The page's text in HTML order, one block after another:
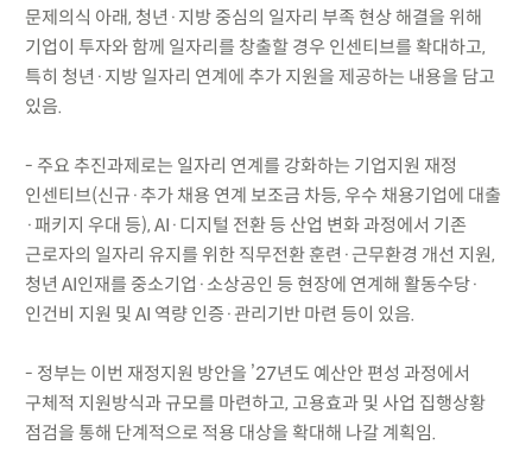
문제의식 아래, 청년·지방 중심의 일자리 부족 현상 해결을 위해
기업이 투자와 함께 일자리를 창출할 경우 인센티브를 확대하고,
특히 청년·지방 일자리 연계에 추가 지원을 제공하는 내용을 담고
있음.
- 주요 추진과제로는 일자리 연계를 강화하는 기업지원 재정
인센티브(신규·추가 채용 연계 보조금 차등, 우수 채용기업에 대출
·패키지 우대 등), AI·디지털 전환 등 산업 변화 과정에서 기존
근로자의 일자리 유지를 위한 직무전환 훈련·근무환경 개선 지원,
청년 AI인재를 중소기업·소상공인 등 현장에 연계해 활동수당·
인건비 지원 및 AI 역량 인증·관리기반 마련 등이 있음.
- 정부는 이번 재정지원 방안을 ’27년도 예산안 편성 과정에서
구체적 지원방식과 규모를 마련하고, 고용효과 및 사업 집행상황
점검을 통해 단계적으로 적용 대상을 확대해 나갈 계획임.